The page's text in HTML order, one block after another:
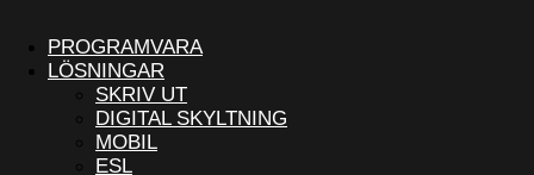
PROGRAMVARA
LÖSNINGAR
SKRIV UT
DIGITAL SKYLTNING
MOBIL
ESL